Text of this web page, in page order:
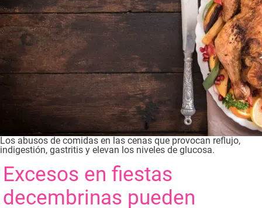
Los abusos de comidas en las cenas que provocan reflujo,
indigestión, gastritis y elevan los niveles de glucosa.
Excesos en fiestas
decembrinas pueden